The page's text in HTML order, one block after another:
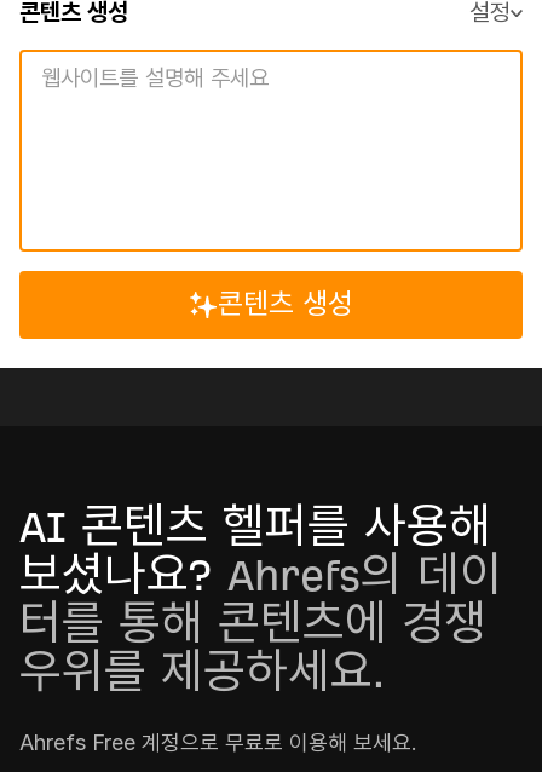
콘텐츠 생성 설정
콘텐츠 생성
AI 콘텐츠 헬퍼를 사용해
보셨나요? Ahrefs의 데이
터를 통해 콘텐츠에 경쟁
우위를 제공하세요.
Ahrefs Free 계정으로 무료로 이용해 보세요.